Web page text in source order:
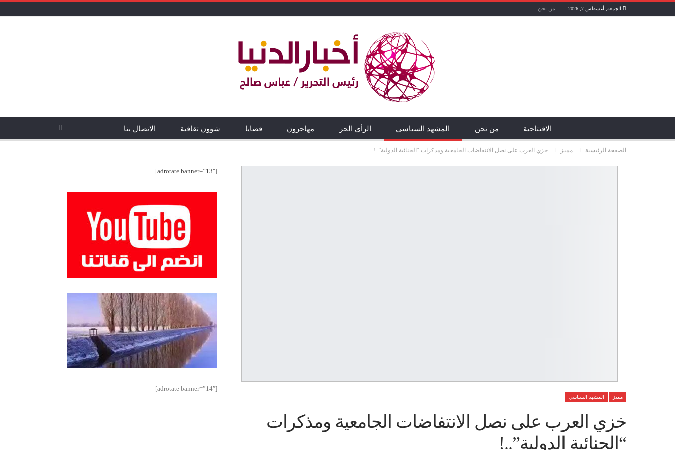
الجمعة, أغسطس 7, 2026 من نحن
الافتتاحية من نحن المشهد السياسي الرأي الحر مهاجرون قضايا شؤون ثقافية الاتصال بنا
الصفحة الرئيسية مميز خزي العرب على نصل الانتفاضات الجامعية ومذكرات “الجنائية الدولية”..!
مميز المشهد السياسي
خزي العرب على نصل الانتفاضات الجامعية ومذكرات
“الجنائية الدولية”..!
[adrotate banner=”13″]
[adrotate banner=”14″]